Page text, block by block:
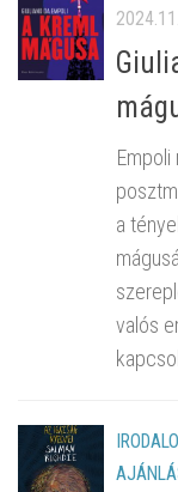
a
valós